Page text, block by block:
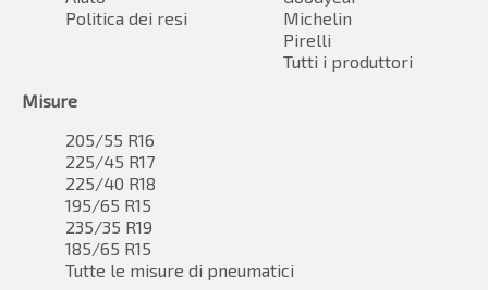
Politica dei resi
Michelin
Pirelli
Tutti i produttori
Misure
205/55 R16
225/45 R17
225/40 R18
195/65 R15
235/35 R19
185/65 R15
Tutte le misure di pneumatici